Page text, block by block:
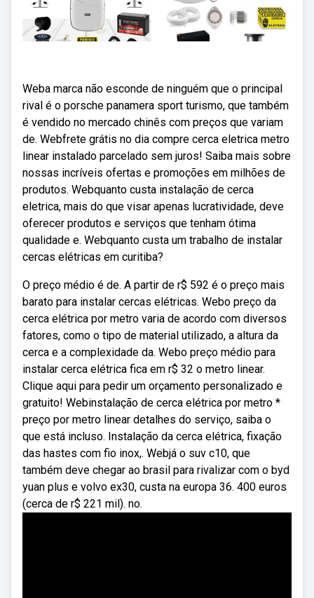
Weba marca não esconde de ninguém que o principal
rival é o porsche panamera sport turismo, que também
é vendido no mercado chinês com preços que variam
de. Webfrete grátis no dia compre cerca eletrica metro
linear instalado parcelado sem juros! Saiba mais sobre
nossas incríveis ofertas e promoções em milhões de
produtos. Webquanto custa instalação de cerca
eletrica, mais do que visar apenas lucratividade, deve
oferecer produtos e serviços que tenham ótima
qualidade e. Webquanto custa um trabalho de instalar
cercas elétricas em curitiba?
O preço médio é de. A partir de r$ 592 é o preço mais
barato para instalar cercas elétricas. Webo preço da
cerca elétrica por metro varia de acordo com diversos
fatores, como o tipo de material utilizado, a altura da
cerca e a complexidade da. Webo preço médio para
instalar cerca elétrica fica em r$ 32 o metro linear.
Clique aqui para pedir um orçamento personalizado e
gratuito! Webinstalação de cerca elétrica por metro *
preço por metro linear detalhes do serviço, saiba o
que está incluso. Instalação da cerca elétrica, fixação
das hastes com fio inox,. Webjá o suv c10, que
também deve chegar ao brasil para rivalizar com o byd
yuan plus e volvo ex30, custa na europa 36. 400 euros
(cerca de r$ 221 mil). no.